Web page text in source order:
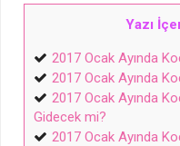
Yazı
2017 Ocak Ayında
2017 Ocak Ayında
2017 Ocak Ayında
Gidecek mi?
2017 Ocak Ayında